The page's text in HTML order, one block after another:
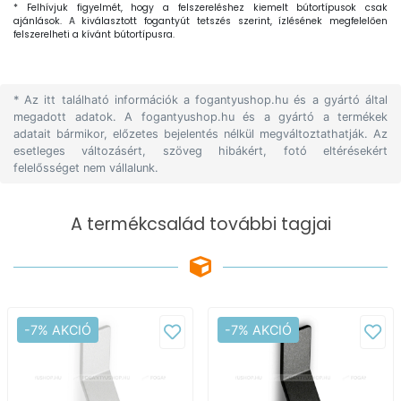
* Felhívjuk figyelmét, hogy a felszereléshez kiemelt bútortípusok csak
ajánlások. A kiválasztott fogantyút tetszés szerint, ízlésének megfelelően
felszerelheti a kívánt bútortípusra.
* Az itt található információk a fogantyushop.hu és a gyártó által
megadott adatok. A fogantyushop.hu és a gyártó a termékek
adatait bármikor, előzetes bejelentés nélkül megváltoztathatják. Az
esetleges változásért, szöveg hibákért, fotó eltérésekért
felelősséget nem vállalunk.
A termékcsalád további tagjai
-7% AKCIÓ -7% AKCIÓ